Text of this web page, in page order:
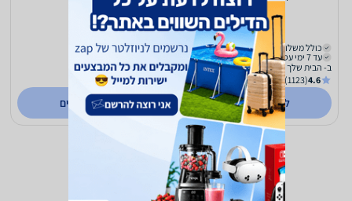
298
₪
כולל משלוח (₪39)
עד 7 ימי עסקים
ב- הבית שלך
4.6
(1123)
לפרטים נוספים
321
כולל משלוח (₪22)
עד 7 ימי עסקים
ב- הבית שלך
4.6
(1123)
לפרטים נוספים